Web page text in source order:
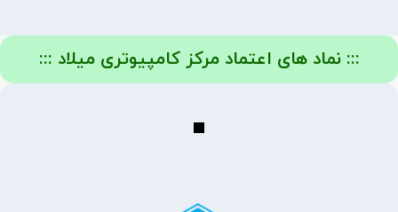
::: نماد های اعتماد مرکز کامپیوتری میلاد :::